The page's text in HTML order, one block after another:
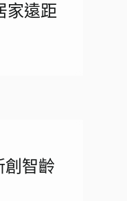
家遠距
創智齡